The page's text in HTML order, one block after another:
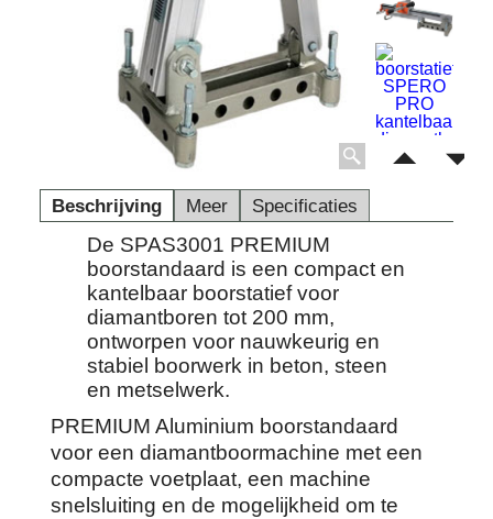
Beschrijving Meer Specificaties
De SPAS3001 PREMIUM
boorstandaard is een compact en
kantelbaar boorstatief voor
diamantboren tot 200 mm,
ontworpen voor nauwkeurig en
stabiel boorwerk in beton, steen
en metselwerk.
PREMIUM Aluminium boorstandaard
voor een diamantboormachine met een
compacte voetplaat, een machine
snelsluiting en de mogelijkheid om te